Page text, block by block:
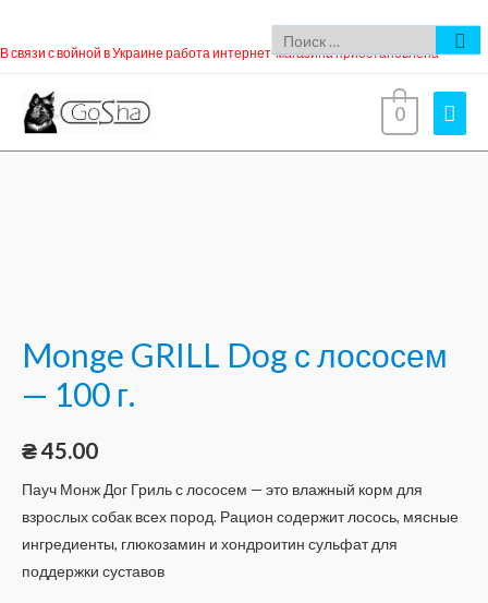
В связи с войной в Украине работа интернет-магазина приостановлена
0
Monge GRILL Dog с лососем
— 100 г.
₴45.00
Пауч Монж Дог Гриль с лососем — это влажный корм для
взрослых собак всех пород. Рацион содержит лосось, мясные
ингредиенты, глюкозамин и хондроитин сульфат для
поддержки суставов